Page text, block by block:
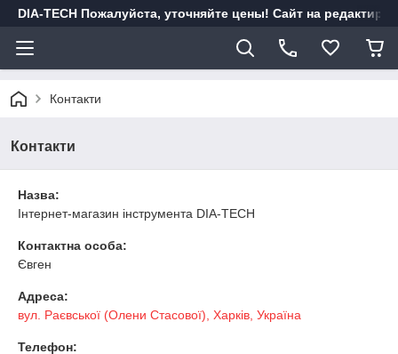
DIA-TECH Пожалуйста, уточняйте цены! Сайт на
Контакти
Контакти
Назва:
Інтернет-магазин інструмента DIA-TECH
Контактна особа:
Євген
Адреса:
вул. Раєвської (Олени Стасової), Харків, Україна
Телефон: